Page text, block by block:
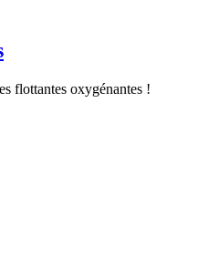
flottantes oxygénantes !